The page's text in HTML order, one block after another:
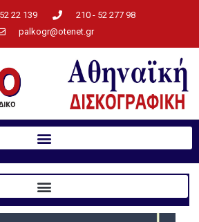
22 139
210 - 52 277 98
palkogr@otenet.gr